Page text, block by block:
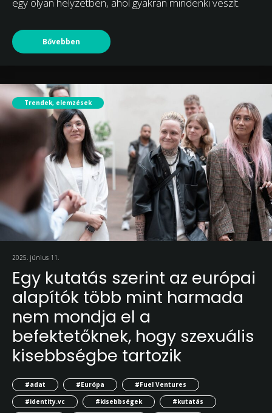
egy olyan helyzetben, ahol gyakran mindenki veszít.
Bővebben
Trendek, elemzések
2025. június 11.
Egy kutatás szerint az európai
alapítók több mint harmada
nem mondja el a
befektetőknek, hogy szexuális
kisebbségbe tartozik
#adat #Európa
#Fuel Ventures
#identity.vc
#kisebbségek #kutatás